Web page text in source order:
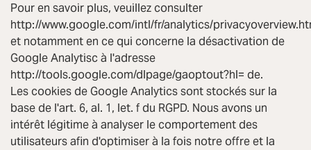
Pour en savoir plus, veuillez consulter
http://www.google.com/intl/fr/analytics/
et notamment en ce qui concerne la désactivation de
Google Analytisc à l'adresse
http://tools.google.com/dlpage/gaoptout?hl= de.
Les cookies de Google Analytics sont stockés sur la
base de l'art. 6, al. 1, let. f du RGPD. Nous avons un
intérêt légitime à analyser le comportement des
utilisateurs afin d'optimiser à la fois notre offre et la